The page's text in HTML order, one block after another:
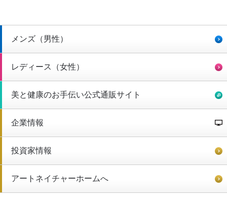
メンズ（男性）
レディース（女性）
美と健康のお手伝い公式通販サイト
企業情報
投資家情報
アートネイチャーホームへ